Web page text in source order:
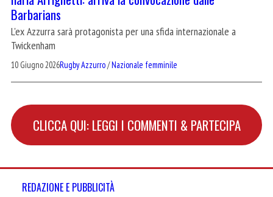
Barbarians
L'ex Azzurra sarà protagonista per una sfida internazionale a
Twickenham
10 Giugno 2026Rugby Azzurro/Nazionale femminile
CLICCA QUI: LEGGI I COMMENTI & PARTECIPA
REDAZIONE E PUBBLICITÀ